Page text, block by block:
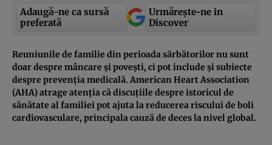
Adaugă-ne ca sursă
preferată
Urmărește-ne in
Discover
Reuniunile de familie din perioada sărbătorilor nu sunt
doar despre mâncare și povești, ci pot include și subiecte
despre prevenția medicală. American Heart Association
(AHA) atrage atenția că discuțiile despre istoricul de
sănătate al familiei pot ajuta la reducerea riscului de boli
cardiovasculare, principala cauză de deces la nivel global.